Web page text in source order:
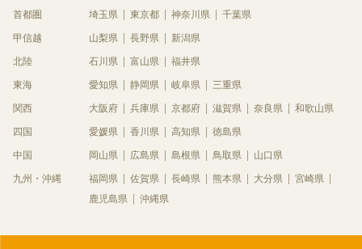
首都圏 埼玉県 東京都 神奈川県 千葉県
甲信越 山梨県 長野県 新潟県
北陸 石川県 富山県 福井県
東海 愛知県 静岡県 岐阜県 三重県
関西 大阪府 兵庫県 京都府 滋賀県 奈良県 和歌山県
四国 愛媛県 香川県 高知県 徳島県
中国 岡山県 広島県 島根県 鳥取県 山口県
九州・沖縄 福岡県 佐賀県 長崎県 熊本県 大分県
宮崎県
鹿児島県
沖縄県